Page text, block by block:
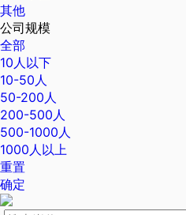
其他
公司规模
全部
10人以下
10-50人
50-200人
200-500人
500-1000人
1000人以上
重置
确定